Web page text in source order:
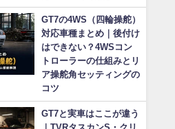
GT7の4WS（四輪操舵）
対応車種まとめ｜後付け
はできない？4WSコン
トローラーの仕組みとリ
ア操舵角セッティングの
コツ
GT7と実車はここが違う